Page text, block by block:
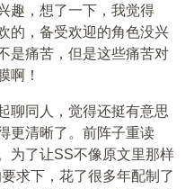
趣，想了一下，我觉得
的，备受欢迎的角色没兴
是痛苦，但是这些痛苦对
啊！
聊同人，觉得还挺有意思
更清晰了。前阵子重读
为了让SS不像原文里那样
求下，花了很多年配制了